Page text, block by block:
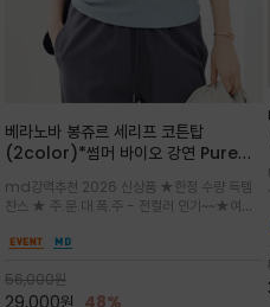
베라노바 봉쥬르 세리프 코튼탑
(2color)*썸머 바이오 강연 Pure
성적인 프랑스어 수식어를 조합
md강력추천 2026 신상품 ★한정 수량 득템
찬스 ★ 주.문.대.폭.주 - 전컬러 인기~~★여름
여유로운 감성/피부에 닿는 순간 기분 좋은 청량
56,000원